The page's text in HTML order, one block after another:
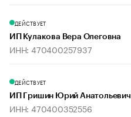
ДЕЙСТВУЕТ
ИП Кулакова Вера Олеговна
ИНН: 470400257937
ДЕЙСТВУЕТ
ИП Гришин Юрий Анатольевич
ИНН: 470400352556